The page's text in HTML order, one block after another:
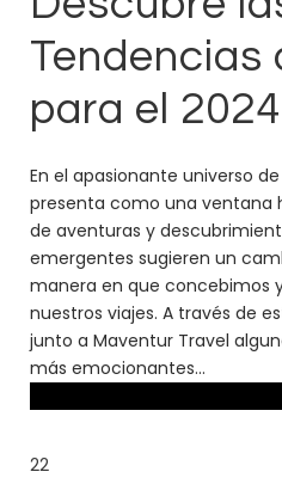
Tendencias
para el 2024
En el apasionante universo
presenta como una ventana
de aventuras y
emergentes sugieren un
manera en que concebimos
nuestros viajes. A través de
junto a Maventur Travel
más emocionantes...
22